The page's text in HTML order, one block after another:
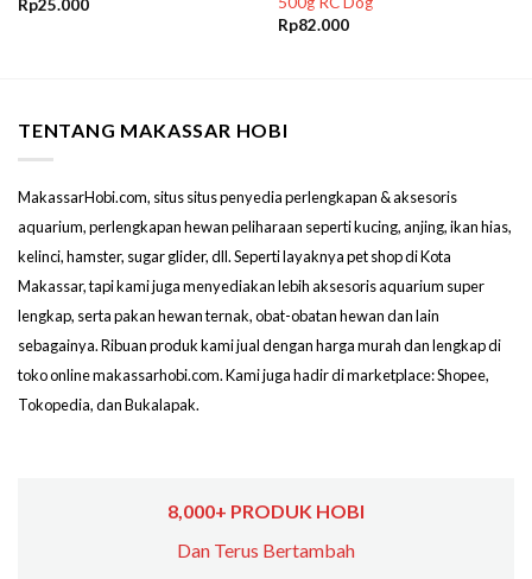
Rp25.000
Rp82.000
TENTANG MAKASSAR HOBI
MakassarHobi.com, situs situs penyedia perlengkapan & aksesoris
aquarium, perlengkapan hewan peliharaan seperti kucing, anjing, ikan hias,
kelinci, hamster, sugar glider, dll. Seperti layaknya pet shop di Kota
Makassar, tapi kami juga menyediakan lebih aksesoris aquarium super
lengkap, serta pakan hewan ternak, obat-obatan hewan dan lain
sebagainya. Ribuan produk kami jual dengan harga murah dan lengkap di
toko online makassarhobi.com. Kami juga hadir di marketplace: Shopee,
Tokopedia, dan Bukalapak.
8,000+ PRODUK HOBI
Dan Terus Bertambah